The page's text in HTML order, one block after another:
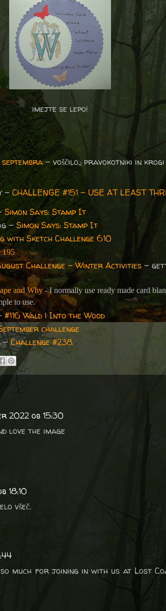
imejte se lepo!
– voščilo,; pravokotniki in krogi
- CHALLENGE #151 - USE AT LEAST
Simon Says: Stamp It
- Simon Says: Stamp It
with Sketch Challenge 610
195
Challenge - Winter Activities -
and Why- I normally use ready made card
to use.
#116 Wald | Into the Wood
challenge
-Challenge #238.
2022 ob 15:30
love the image
18:10
všeč.
much for joining in with us at Lost